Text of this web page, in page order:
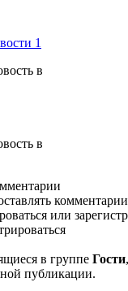
1
в
в
или
в группе Гости
публикации.